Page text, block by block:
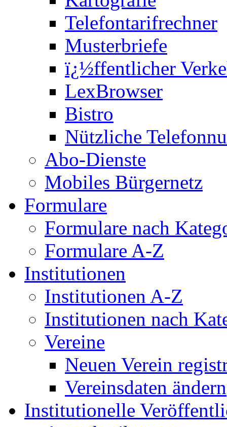
Telefontarifrechner
Musterbriefe
ï¿½ffentlicher
LexBrowser
Bistro
Nützliche
Abo-Dienste
Mobiles Bürgernetz
Formulare
Formulare nach
Formulare A-Z
Institutionen
Institutionen A-Z
Institutionen nach
Vereine
Neuen Verein
Vereinsdaten ändern
Institutionelle